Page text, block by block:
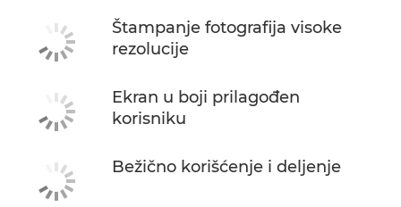
Štampanje fotografija visoke
rezolucije
Ekran u boji prilagođen
korisniku
Bežično korišćenje i deljenje